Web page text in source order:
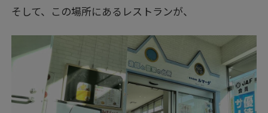
そして、この場所にあるレストランが、